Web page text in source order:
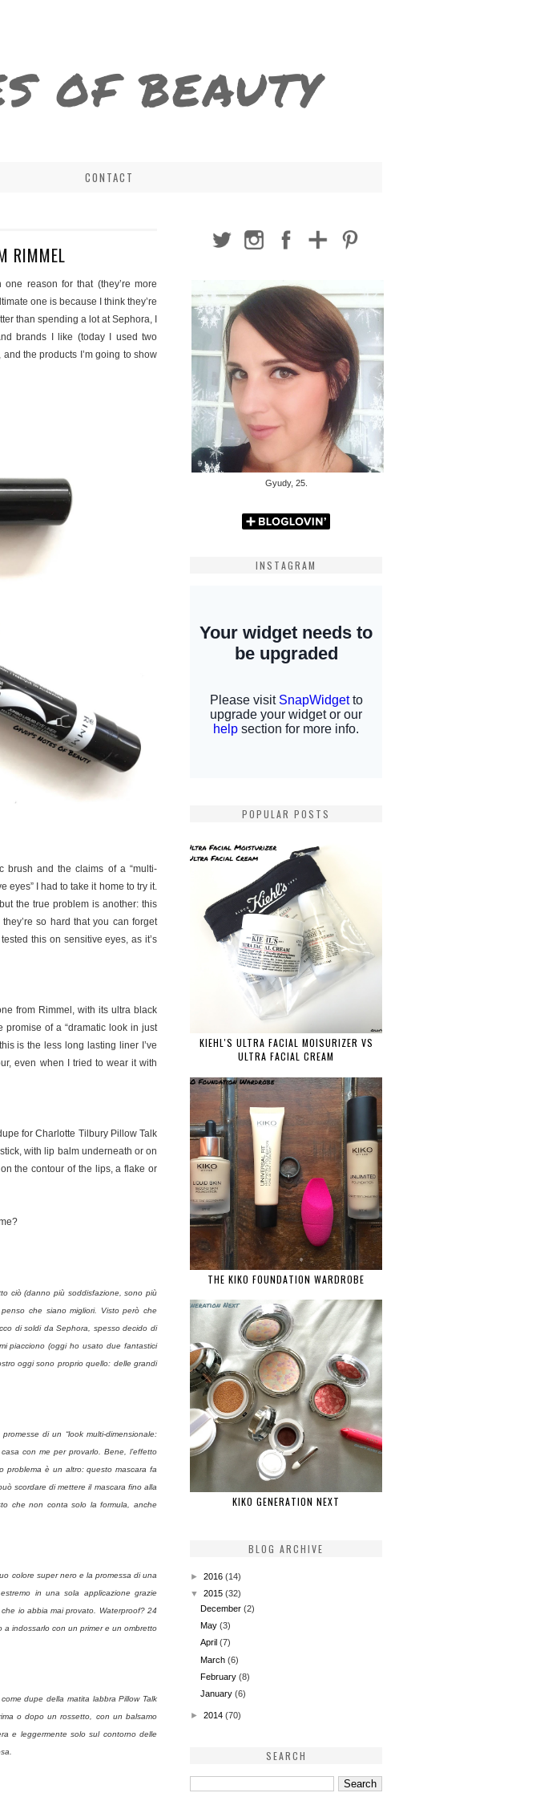
OF BEAUTY
CONTACT
RIMMEL
reason for that (they’re more
one is because I think they’re
than spending a lot at Sephora, I
brands I like (today I used two
the products I’m going to show
brush and the claims of a “multi-
I had to take it home to try it.
the true problem is another: this
so hard that you can forget
this on sensitive eyes, as it’s
from Rimmel, with its ultra black
of a “dramatic look in just
is the less long lasting liner I’ve
even when I tried to wear it with
for Charlotte Tilbury Pillow Talk
with lip balm underneath or on
the contour of the lips, a flake or
ciò (danno più soddisfazione, sono più
che siano migliori. Visto però che
di soldi da Sephora, spesso decido di
piacciono (oggi ho usato due fantastici
oggi sono proprio quello: delle grandi
di un “look multi-dimensionale:
con me per provarlo. Bene, l’effetto
problema è un altro: questo mascara fa
scordare di mettere il mascara fino alla
che non conta solo la formula, anche
colore super nero e la promessa di una
in una sola applicazione grazie
io abbia mai provato. Waterproof? 24
indossarlo con un primer e un ombretto
dupe della matita labbra Pillow Talk
o dopo un rossetto, con un balsamo
e leggermente solo sul contorno delle
Gyudy, 25.
INSTAGRAM
POPULAR POSTS
KIEHL'S ULTRA FACIAL MOISURIZER VS
ULTRA FACIAL CREAM
THE KIKO FOUNDATION WARDROBE
KIKO GENERATION NEXT
BLOG ARCHIVE
► 2016 (14)
▼ 2015 (32)
December(2)
May(3)
April(7)
March(6)
February(8)
January(6)
► 2014 (70)
SEARCH